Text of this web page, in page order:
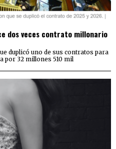
dos veces contrato millonario
duplicó uno de sus contratos para
por 32 millones 510 mil